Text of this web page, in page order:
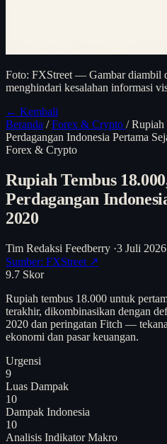
Foto: FXStreet — Gambar diambil
menghindari kesalahan informasi
← Kembali
Beranda / Forex & Crypto / Rupiah
Perdagangan Indonesia Pertama
Forex & Crypto
Rupiah Tembus
Perdagangan
2020
Tim Redaksi Feedberry ·3 Juli
Sumber: FXStreet ↗
9.7 Skor
Rupiah tembus 18.000 untuk
terakhir, dikombinasikan dengan
2020 dan peringatan Fitch —
ekonomi dan pasar keuangan.
Urgensi
9
Luas Dampak
10
Dampak Indonesia
10
Analisis Indikator Makro